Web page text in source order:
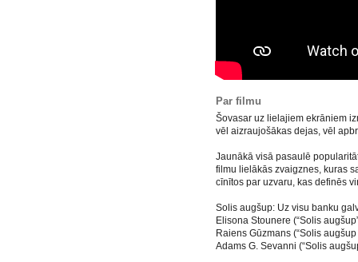
Par filmu
Šovasar uz lielajiem ekrāniem
vēl aizraujošākas dejas, vēl
Jaunākā visā pasaulē
filmu lielākās zvaigznes, kuras
cīnītos par uzvaru, kas definēs
Solis augšup: Uz visu banku
Elisona Stounere (“Solis
Raiens Gūzmans (“Solis augšup
Adams G. Sevanni (“Solis